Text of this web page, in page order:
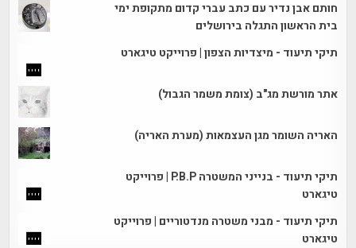
חותם אבן נדיר עם כתב עברי קדום מתקופת ימי
בית הראשון התגלה בירושלים
תיקי תיעוד - מיצדיות הצפון | פרוייקט טיגארט
אתר מורשת מג"ב (צומת משמר הגבול)
האריה השומר מגן העצמאות (מערת האריה)
תיקי תיעוד - בנייני המשטרה P.B.P | פרוייקט
טיגארט
תיקי תיעוד - מבני משטרה מנדטוריים | פרוייקט
טיגארט